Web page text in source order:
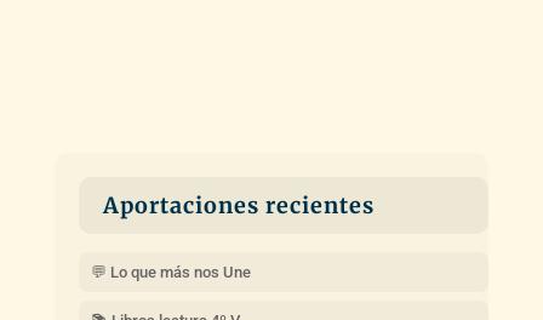
Aportaciones recientes
💬 Lo que más nos Une